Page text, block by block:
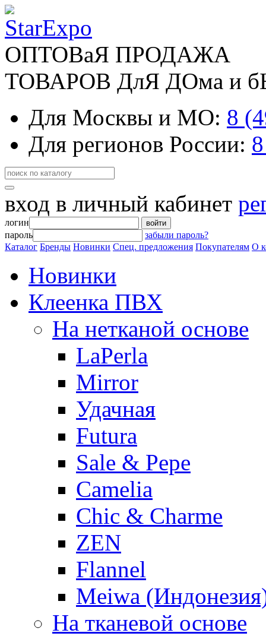
ОПТОВаЯ ПРОДАЖА
ТОВАРОВ ДлЯ ДОма и
Для Москвы и МО: 8
Для регионов России:
вход в личный кабинет
логин войти
пароль
забыли пароль?
Каталог Бренды Новинки Спец. предложения Покупателям О
Новинки
Клеенка ПВХ
На нетканой основе
LaPerla
Mirror
Удачная
Futura
Sale & Pepe
Camelia
Chic & Charme
ZEN
Flannel
Meiwa
На тканевой основе